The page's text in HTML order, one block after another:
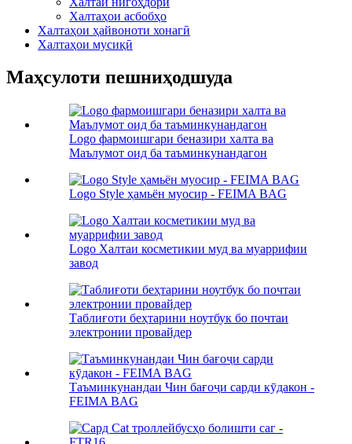
Халтаҳои асбобҳо
Халтаҳои ҳайвоноти хонагӣ
Халтаҳои мусиқӣ
Маҳсулоти пешниҳодшуда
Logo фармоишгари беназири халта ва
Маълумот оид ба таъминкунандагон
Logo Style ҳамьён муосир - FEIMA BAG
Logo Халтаи косметикии муд ва муаррифии
завод
Таблиғоти беҳтарини ноутбук бо почтаи
электронии провайдер
Таъминкунандаи Чин бағоҷи сарди кӯдакон -
FEIMA BAG